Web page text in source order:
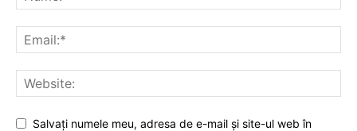
Salvați numele meu, adresa de e-mail și site-ul web în